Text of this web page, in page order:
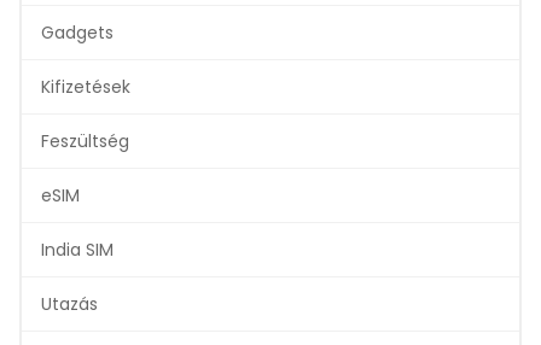
Gadgets
Kifizetések
Feszültség
eSIM
India SIM
Utazás